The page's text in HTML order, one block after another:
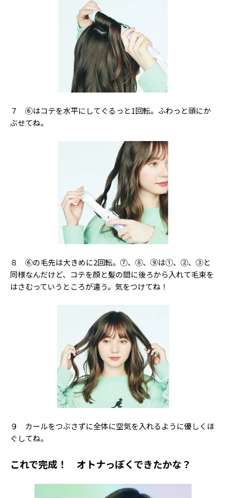
７ ⑥はコテを水平にしてぐるっと1回転。ふわっと頭にか
ぶせてね。
８ ⑥の毛先は大きめに2回転。⑦、⑧、⑨は①、②、③と
同様なんだけど、コテを顔と髪の間に後ろから入れて毛束を
はさむっていうところが違う。気をつけてね！
９ カールをつぶさずに全体に空気を入れるように優しくほ
ぐしてね。
これで完成！ オトナっぽくできたかな？